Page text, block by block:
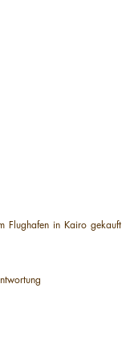
Flughafen in Kairo gekauft